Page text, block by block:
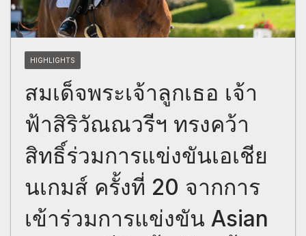
HIGHLIGHTS
สมเด็จพระเจ้าลูกเธอ เจ้า
ฟ้าสิริวัณณวรีฯ ทรงคว้า
สิทธิ์ร่วมการแข่งขันเอเชีย
นเกมส์ ครั้งที่ 20 จากการ
เข้าร่วมการแข่งขัน Asian